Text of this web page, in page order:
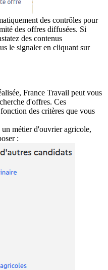
des contrôles pour
des offres diffusées. Si
des contenus
le signaler en cliquant sur
France Travail peut vous
d'offres. Ces
des critères que vous
métier d'ouvrier agricole,
: